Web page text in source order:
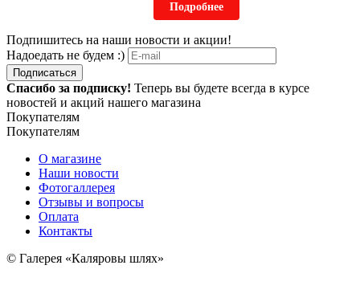
Подробнее
Подпишитесь на наши новости и акции!
Надоедать не будем :)
Подписаться
Спасибо за подписку! Теперь вы будете всегда в курсе
новостей и акций нашего магазина
Покупателям
Покупателям
О магазине
Наши новости
Фотогаллерея
Отзывы и вопросы
Оплата
Контакты
© Галерея «Каляровы шлях»